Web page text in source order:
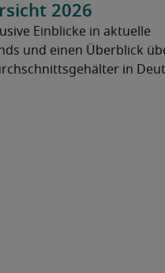
2026
Einblicke in aktuelle
und einen Überblick
in